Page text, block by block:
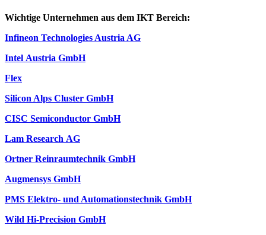
Wichtige Unternehmen aus dem IKT Bereich:
Infineon Technologies Austria AG
Intel Austria GmbH
Flex
Silicon Alps Cluster GmbH
CISC Semiconductor GmbH
Lam Research AG
Ortner Reinraumtechnik GmbH
Augmensys GmbH
PMS Elektro- und Automationstechnik GmbH
Wild Hi-Precision GmbH